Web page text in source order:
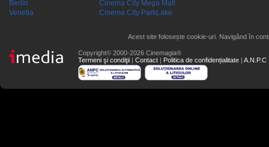
Berlin
Venetia
Cinema City Mega Mall
Cinema City ParkLake
Acest site folosește cookie-uri. Navigând în
Copyright© 2000-2026 Cinemagia®
Termeni şi condiţii | Contact | Politica de confidențialitate | A.N.P.C